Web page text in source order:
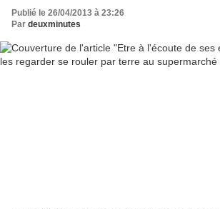
Publié le 26/04/2013 à 23:26
Par deuxminutes